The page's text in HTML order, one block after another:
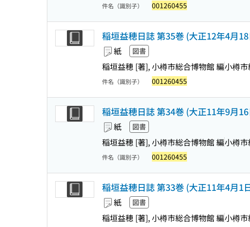
件名（識別子） 001260455
稲垣益穂日誌 第35巻 (大正12年4月
紙 図書
稲垣益穂 [著], 小樽市総合博物館 編小樽
件名（識別子） 001260455
稲垣益穂日誌 第34巻 (大正11年9月
紙 図書
稲垣益穂 [著], 小樽市総合博物館 編小樽
件名（識別子） 001260455
稲垣益穂日誌 第33巻 (大正11年4月1
紙 図書
稲垣益穂 [著], 小樽市総合博物館 編小樽